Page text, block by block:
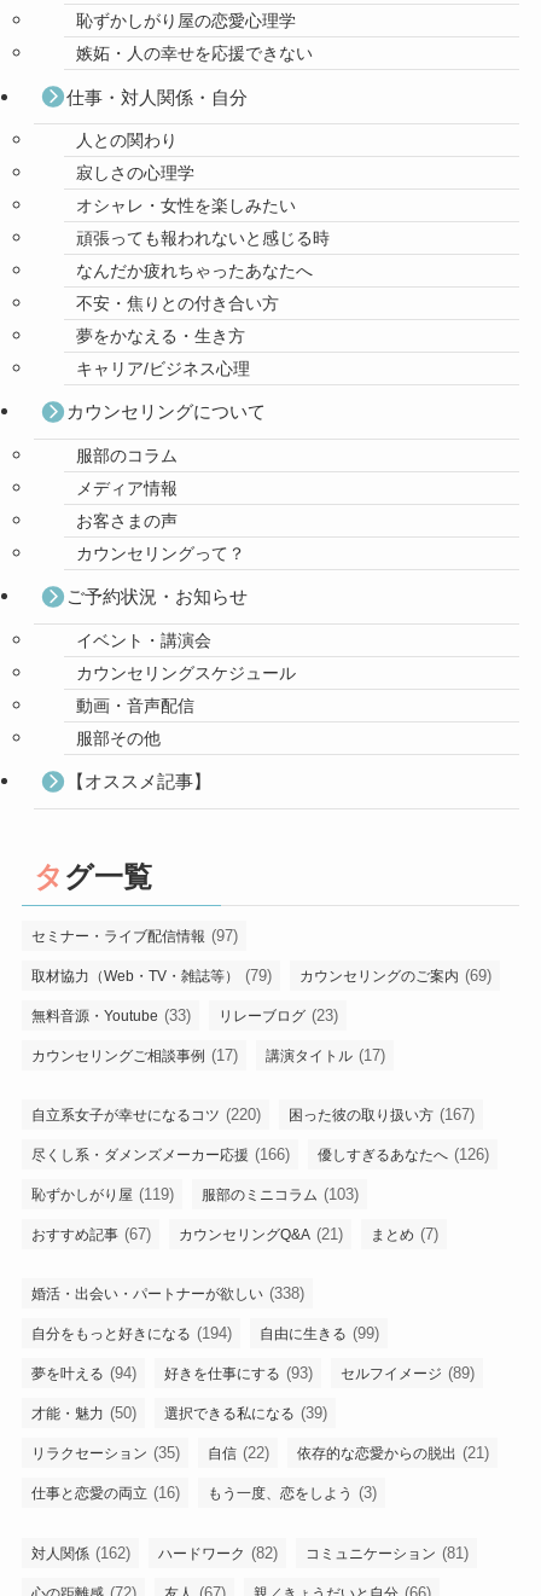
恥ずかしがり屋の恋愛心理学
嫉妬・人の幸せを応援できない
仕事・対人関係・自分
人との関わり
寂しさの心理学
オシャレ・女性を楽しみたい
頑張っても報われないと感じる時
なんだか疲れちゃったあなたへ
不安・焦りとの付き合い方
夢をかなえる・生き方
キャリア/ビジネス心理
カウンセリングについて
服部のコラム
メディア情報
お客さまの声
カウンセリングって？
ご予約状況・お知らせ
イベント・講演会
カウンセリングスケジュール
動画・音声配信
服部その他
【オススメ記事】
タグ一覧
セミナー・ライブ配信情報 (97)
取材協力（Web・TV・雑誌等） (79) カウンセリングのご案内 (69)
無料音源・Youtube (33) リレーブログ (23)
カウンセリングご相談事例 (17) 講演タイトル (17)
自立系女子が幸せになるコツ (220) 困った彼の取り扱い方 (167)
尽くし系・ダメンズメーカー応援 (166) 優しすぎるあなたへ (126)
恥ずかしがり屋 (119) 服部のミニコラム (103)
おすすめ記事 (67) カウンセリングQ&A (21) まとめ (7)
婚活・出会い・パートナーが欲しい (338)
自分をもっと好きになる (194) 自由に生きる (99)
夢を叶える (94) 好きを仕事にする (93) セルフイメージ (89)
才能・魅力 (50) 選択できる私になる (39)
リラクセーション (35) 自信 (22) 依存的な恋愛からの脱出 (21)
仕事と恋愛の両立 (16) もう一度、恋をしよう (3)
対人関係 (162) ハードワーク (82) コミュニケーション (81)